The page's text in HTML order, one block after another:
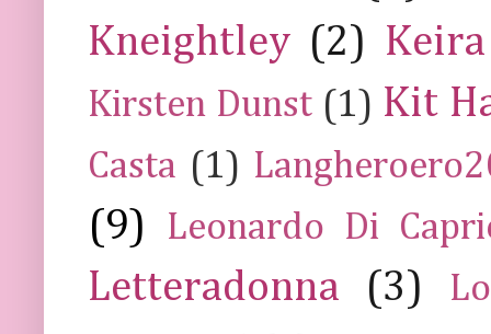
Kneightley (2)
Kirsten Dunst (1) Kit
Casta (1)
(9) Leonardo Di
Letteradonna (3)